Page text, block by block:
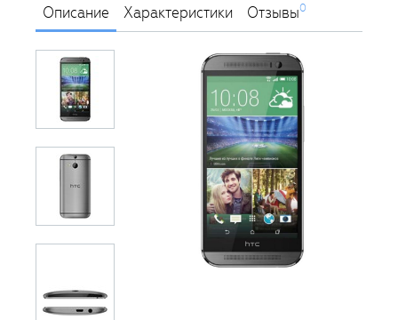
Описание Характеристики Отзывы0